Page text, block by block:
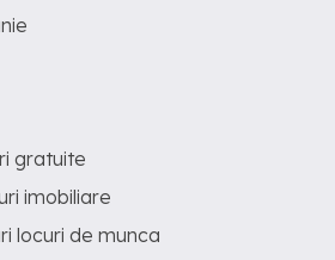
gratuite
imobiliare
locuri de munca